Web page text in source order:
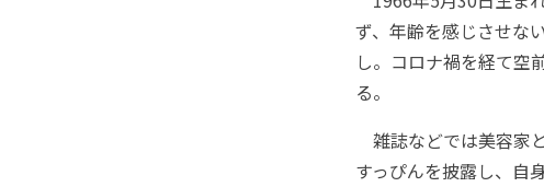
ず、年齢を感じさせな
し。コロナ禍を経て空
る。
雑誌などでは美容家
すっぴんを披露し、自